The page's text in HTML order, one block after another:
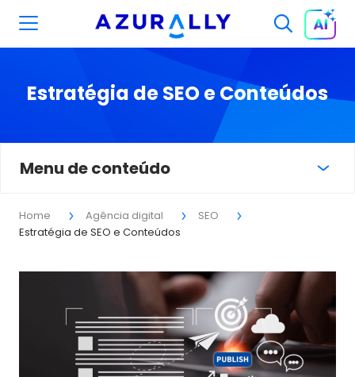
Estratégia de SEO e Conteúdos
Home Agência digital
SEO
Estratégia de SEO e Conteúdos
Menu de conteúdo